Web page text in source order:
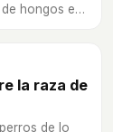
hongos es
la raza de
de lo